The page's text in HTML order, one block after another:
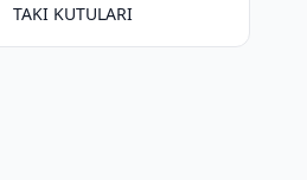
TAKI KUTULARI